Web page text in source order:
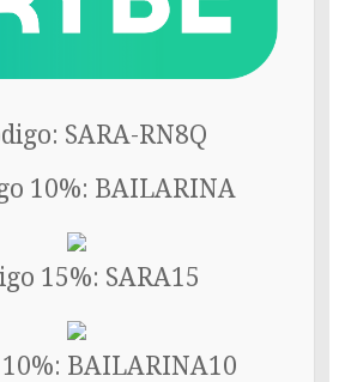
SARA-RN8Q
10%: BAILARINA
15%: SARA15
BAILARINA10